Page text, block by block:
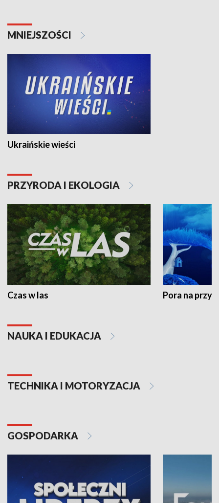
MNIEJSZOŚCI
Ukraińskie wieści
PRZYRODA I EKOLOGIA
Czas w las Pora na
NAUKA I EDUKACJA
TECHNIKA I MOTORYZACJA
GOSPODARKA